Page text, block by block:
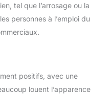
tel que l’arrosage ou la
personnes à l’emploi du
positifs, avec une
louent l’apparence